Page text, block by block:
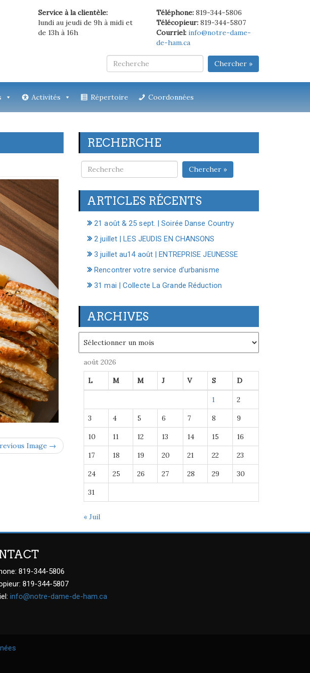
Service à la clientèle:
lundi au jeudi de 9h à midi et
de 13h à 16h
Téléphone:819-344-5806
Télécopieur:819-344-5807
Courriel: info@notre-dame-
de-ham.ca
Chercher »
Activités Répertoire Coordonnées
Image →
RECHERCHE
Chercher »
ARTICLES RÉCENTS
21 août & 25 sept. | Soirée Danse Country
2 juillet | LES JEUDIS EN CHANSONS
3 juillet au14 août | ENTREPRISE JEUNESSE
Rencontrer votre service d’urbanisme
31 mai | Collecte La Grande Réduction
ARCHIVES
août 2026
L M M J V S D
1 2
3 4 5 6 7 8 9
10 11 12 13 14 15 16
17 18 19 20 21 22 23
24 25 26 27 28 29 30
31
« Juil
819-344-5806
819-344-5807
info@notre-dame-de-ham.ca